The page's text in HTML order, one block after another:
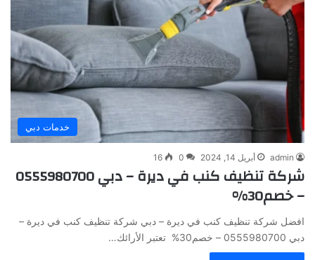
خدمات دبي
admin أبريل 14, 2024 0
16
شركة تنظيف كنب في ديرة – دبي 0555980700
– خصم30%
افضل شركة تنظيف كنب في ديرة – دبي شركة تنظيف كنب في ديرة –
دبي 0555980700 – خصم30% تعتبر الأرائك…